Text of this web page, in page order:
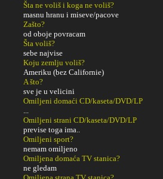
Šta ne voliš i koga ne voliš?
masnu hranu i miseve/pacove
Zašto?
od oboje povracam
Šta voliš?
sebe najvise
Koju zemlju voliš?
Ameriku (bez Californie)
A što?
sve je u velicini
Omiljeni domaći CD/kaseta/DVD/LP
...
Omiljeni strani CD/kaseta/DVD/LP
previse toga ima..
Omiljeni sport?
nemam omiljeno
Omiljena domaća TV stanica?
ne gledam